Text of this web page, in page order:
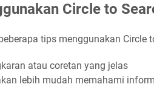
Circle to
tips menggunakan Circle
atau coretan yang jelas
lebih mudah memahami